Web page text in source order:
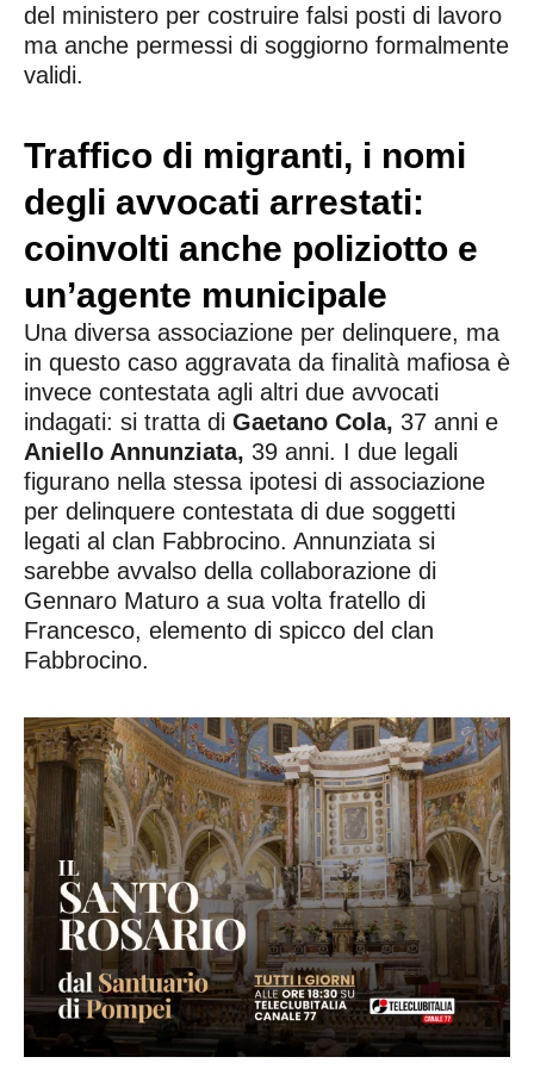
del ministero per costruire falsi posti di lavoro
ma anche permessi di soggiorno formalmente
validi.
Traffico di migranti, i nomi
degli avvocati arrestati:
coinvolti anche poliziotto e
un’agente municipale
Una diversa associazione per delinquere, ma
in questo caso aggravata da finalità mafiosa è
invece contestata agli altri due avvocati
indagati: si tratta di Gaetano Cola, 37 anni e
Aniello Annunziata, 39 anni. I due legali
figurano nella stessa ipotesi di associazione
per delinquere contestata di due soggetti
legati al clan Fabbrocino. Annunziata si
sarebbe avvalso della collaborazione di
Gennaro Maturo a sua volta fratello di
Francesco, elemento di spicco del clan
Fabbrocino.